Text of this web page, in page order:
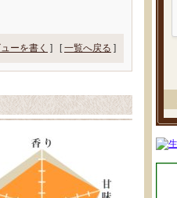
ーを書く ] [一覧へ戻る ]